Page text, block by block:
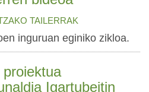
TAILERRAK
inguruan eginiko zikloa.
Igartubeitin